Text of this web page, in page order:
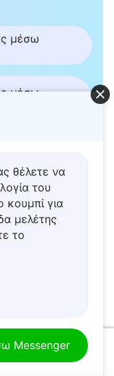
μέσω
μέσω
Θεού | «Το
της
(4)»
του σκότους και
από τον
θέλετε να
του
κουμπί για
μελέτης
το
Messenger